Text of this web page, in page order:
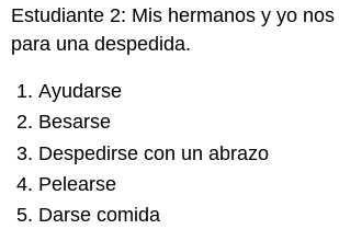
Estudiante 2: Mis hermanos y yo
para una despedida.
Ayudarse
Besarse
Despedirse con un abrazo
Pelearse
Darse comida